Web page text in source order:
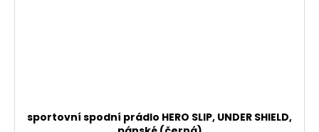
sportovní spodní prádlo HERO SLIP, UNDER SHIELD,